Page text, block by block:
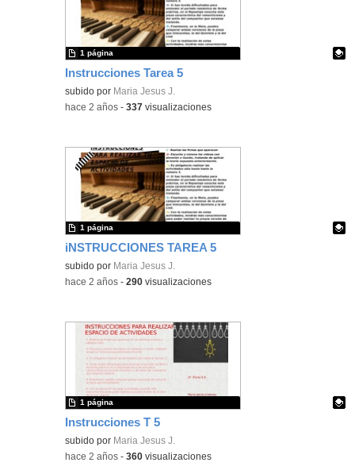
Instrucciones Tarea 5
Contenido educativo.
subido por Maria Jesus J.
1 página
-hace 2 años -337 visualizaciones
iNSTRUCCIONES TAREA 5
Contenido educativo.
subido por Maria Jesus J.
1 página
-hace 2 años -290 visualizaciones
Instrucciones T 5
Contenido educativo.
subido por Maria Jesus J.
1 página
-hace 2 años -360 visualizaciones